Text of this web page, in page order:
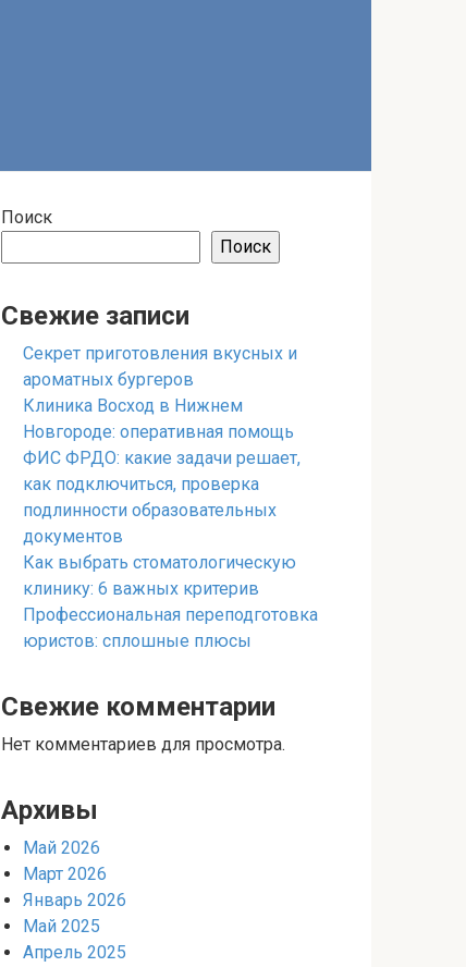
Поиск
Поиск
Свежие записи
Секрет приготовления вкусных и
ароматных бургеров
Клиника Восход в Нижнем
Новгороде: оперативная помощь
ФИС ФРДО: какие задачи решает,
как подключиться, проверка
подлинности образовательных
документов
Как выбрать стоматологическую
клинику: 6 важных критерив
Профессиональная переподготовка
юристов: сплошные плюсы
Свежие комментарии
Нет комментариев для просмотра.
Архивы
Май 2026
Март 2026
Январь 2026
Май 2025
Апрель 2025